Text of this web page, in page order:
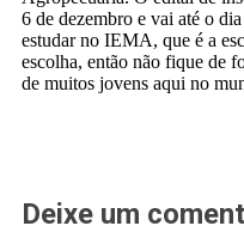
6 de dezembro e vai até o
estudar no IEMA, que é a
escolha, então não fique de
de muitos jovens aqui no
Deixe um